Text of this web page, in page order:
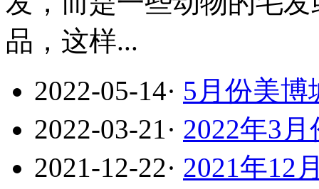
品，这样...
2022-05-14· 5月份美博
2022-03-21· 2022年3
2021-12-22· 2021年12